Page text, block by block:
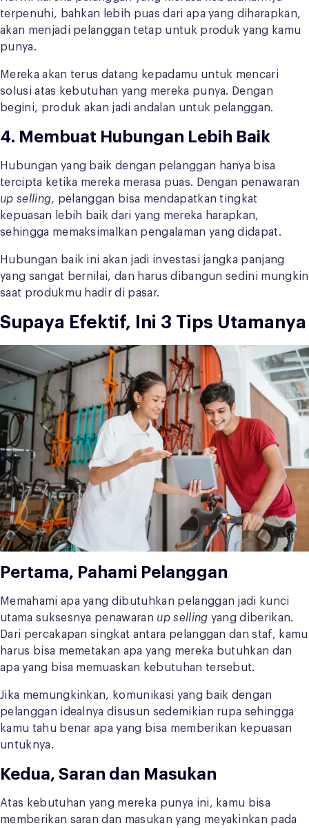
terpenuhi, bahkan lebih puas dari apa yang diharapkan,
akan menjadi pelanggan tetap untuk produk yang kamu
punya.
Mereka akan terus datang kepadamu untuk mencari
solusi atas kebutuhan yang mereka punya. Dengan
begini, produk akan jadi andalan untuk pelanggan.
4. Membuat Hubungan Lebih Baik
Hubungan yang baik dengan pelanggan hanya bisa
tercipta ketika mereka merasa puas. Dengan penawaran
up selling, pelanggan bisa mendapatkan tingkat
kepuasan lebih baik dari yang mereka harapkan,
sehingga memaksimalkan pengalaman yang didapat.
Hubungan baik ini akan jadi investasi jangka panjang
yang sangat bernilai, dan harus dibangun sedini mungkin
saat produkmu hadir di pasar.
Supaya Efektif, Ini 3 Tips Utamanya
Pertama, Pahami Pelanggan
Memahami apa yang dibutuhkan pelanggan jadi kunci
utama suksesnya penawaran up selling yang diberikan.
Dari percakapan singkat antara pelanggan dan staf, kamu
harus bisa memetakan apa yang mereka butuhkan dan
apa yang bisa memuaskan kebutuhan tersebut.
Jika memungkinkan, komunikasi yang baik dengan
pelanggan idealnya disusun sedemikian rupa sehingga
kamu tahu benar apa yang bisa memberikan kepuasan
untuknya.
Kedua, Saran dan Masukan
Atas kebutuhan yang mereka punya ini, kamu bisa
memberikan saran dan masukan yang meyakinkan pada